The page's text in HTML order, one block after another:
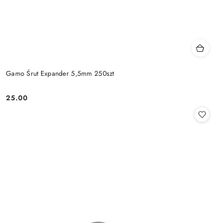
Gamo Śrut Expander 5,5mm 250szt
Cena:
25.00